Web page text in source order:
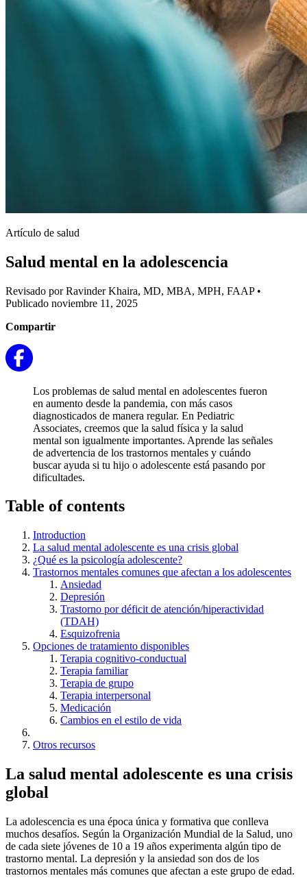
Artículo de salud
Salud mental en la adolescencia
Revisado por Ravinder Khaira, MD, MBA, MPH, FAAP •
Publicado noviembre 11, 2025
Compartir
Los problemas de salud mental en adolescentes fueron
en aumento desde la pandemia, con más casos
diagnosticados de manera regular. En Pediatric
Associates, creemos que la salud física y la salud
mental son igualmente importantes. Aprende las señales
de advertencia de los trastornos mentales y cuándo
buscar ayuda si tu hijo o adolescente está pasando por
dificultades.
Table of contents
Introduction
La salud mental adolescente es una crisis global
¿Qué es la psicología adolescente?
Trastornos mentales comunes que afectan a los adolescentes
Ansiedad
Depresión
Trastorno por déficit de atención/hiperactividad
(TDAH)
Esquizofrenia
Opciones de tratamiento disponibles
Terapia cognitivo-conductual
Terapia familiar
Terapia de grupo
Terapia interpersonal
Medicación
Cambios en el estilo de vida
Otros recursos
La salud mental adolescente es una crisis
global
La adolescencia es una época única y formativa que conlleva
muchos desafíos. Según la Organización Mundial de la Salud, uno
de cada siete jóvenes de 10 a 19 años experimenta algún tipo de
trastorno mental. La depresión y la ansiedad son dos de los
trastornos mentales más comunes que afectan a este grupo de edad.